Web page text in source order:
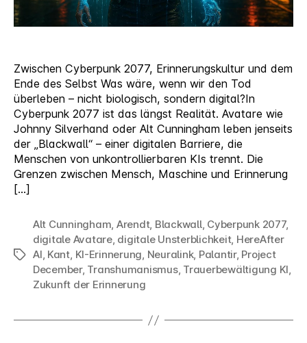
Zwischen Cyberpunk 2077, Erinnerungskultur und dem
Ende des Selbst Was wäre, wenn wir den Tod
überleben – nicht biologisch, sondern digital?In
Cyberpunk 2077 ist das längst Realität. Avatare wie
Johnny Silverhand oder Alt Cunningham leben jenseits
der „Blackwall“ – einer digitalen Barriere, die
Menschen von unkontrollierbaren KIs trennt. Die
Grenzen zwischen Mensch, Maschine und Erinnerung
[…]
Schlagwörter
Alt Cunningham, Arendt, Blackwall, Cyberpunk 2077,
digitale Avatare, digitale Unsterblichkeit, HereAfter
AI, Kant, KI-Erinnerung, Neuralink, Palantir, Project
December, Transhumanismus, Trauerbewältigung KI,
Zukunft der Erinnerung